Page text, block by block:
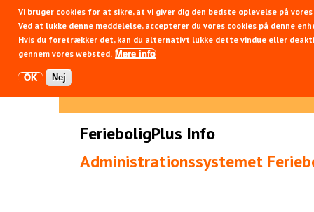
Vi bruger cookies for at sikre, at vi giver dig den bedste oplevelse på vores
Ved at lukke denne meddelelse, accepterer du vores cookies på denne
Hvis du foretrækker det, kan du alternativt lukke dette vindue eller
gennem vores websted. Mere info
OK Nej
FerieboligPlus Info
Administrationssystemet